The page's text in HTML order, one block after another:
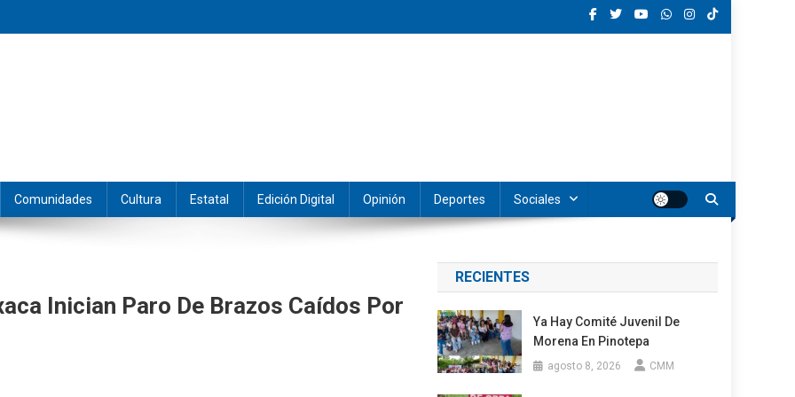
Comunidades Cultura Estatal Edición Digital Opinión Deportes Sociales
Inician Paro De Brazos Caídos Por
RECIENTES
Ya Hay Comité Juvenil De
Morena En Pinotepa
agosto 8, 2026 CMM